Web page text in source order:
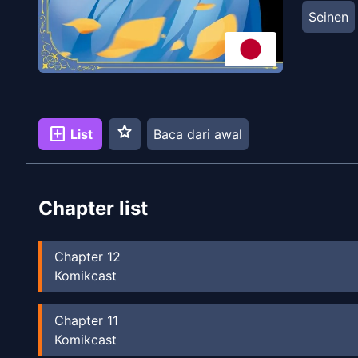
Seinen
add_box List star Baca dari awal
Chapter list
Chapter 12
Komikcast
Chapter 11
Komikcast